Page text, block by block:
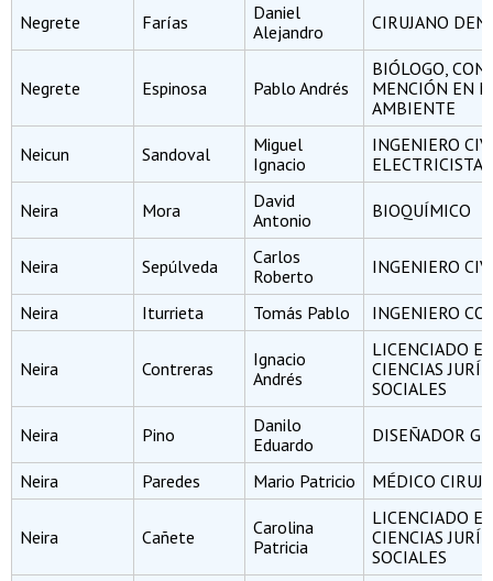
Negrete Farías
Daniel
Alejandro
CIRUJANO
Negrete Espinosa Pablo Andrés
BIÓLOGO, CON
MENCIÓN EN
AMBIENTE
Neicun Sandoval
Miguel
Ignacio
INGENIERO
ELECTRICISTA
Neira Mora
David
Antonio
BIOQUÍMICO
Neira Sepúlveda
Carlos
Roberto
INGENIERO
Neira Iturrieta Tomás Pablo INGENIERO
Neira Contreras
Ignacio
Andrés
LICENCIADO
CIENCIAS
SOCIALES
Neira Pino
Danilo
Eduardo
DISEÑADOR
Neira Paredes Mario Patricio MÉDICO
Neira Cañete
Carolina
Patricia
LICENCIADO
CIENCIAS
SOCIALES